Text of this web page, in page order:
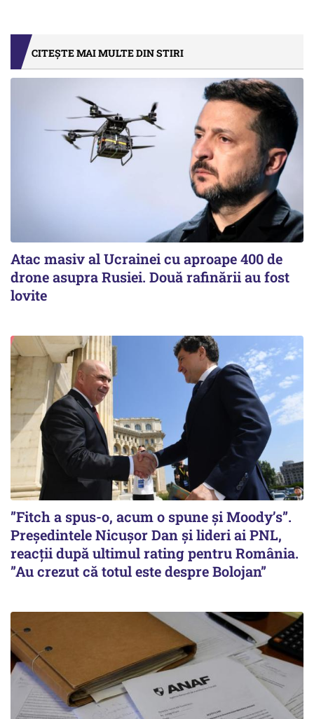
CITEȘTE MAI MULTE DIN STIRI
Atac masiv al Ucrainei cu aproape 400 de
drone asupra Rusiei. Două rafinării au fost
lovite
”Fitch a spus-o, acum o spune și Moody’s”.
Președintele Nicușor Dan și lideri ai PNL,
reacții după ultimul rating pentru România.
”Au crezut că totul este despre Bolojan”